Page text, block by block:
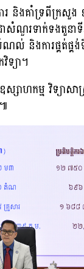
និងគាំទ្រពីក្រសួង
សំណួរទាក់ទងតួនា
ល់ និងការផ្គត់ផ្គ
ទ្យា។​
ាហកម្ម វិទ្យាសាស្